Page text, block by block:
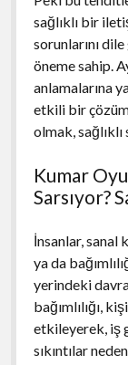
sağlıklı bir
sorunlarını
öneme sahip.
anlamalarına
etkili bir
olmak, sağlıklı
Kumar
Sarsıyor?
İnsanlar,
ya da
yerindeki
bağımlılığı,
etkileyerek, iş
sıkıntılar